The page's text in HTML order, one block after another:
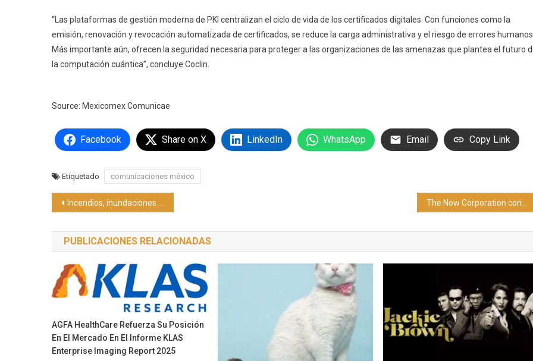
“Las plataformas de gestión moderna de PKI centralizan el ciclo de vida de los certificados digitales. Con funciones como la
emisión, renovación y revocación automatizada de certificados, se reduce la carga administrativa y el riesgo de errores
Más importante aún, ofrecen la seguridad necesaria para proteger a las organizaciones de las amenazas que plantea el futuro
la computación cuántica”, concluye Coclin.
Source: Mexicomex Comunicae
Facebook Share on X LinkedIn WhatsApp Email Copy Link
Etiquetado comunicaciones méxico
Navegación
de
entradas
Incendios, inundaciones y huracanes transforman la industria aseguradora en México: PRM Seguros
PUBLICACIONES RELACIONADAS
AGFA HealthCare Refuerza Su Posición
En El Mercado En El Informe KLAS
Enterprise Imaging Report 2025